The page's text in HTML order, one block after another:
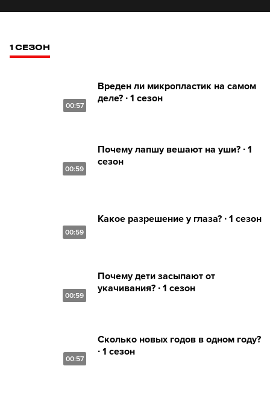
1 СЕЗОН
00:57
Вреден ли микропластик на самом
деле? ∙ 1 сезон
00:59
Почему лапшу вешают на уши? ∙ 1
сезон
00:59
Какое разрешение у глаза? ∙ 1 сезон
00:59
Почему дети засыпают от
укачивания? ∙ 1 сезон
00:57
Сколько новых годов в одном году?
∙ 1 сезон